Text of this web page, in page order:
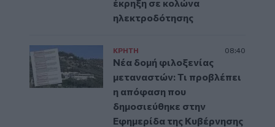
έκρηξη σε κολώνα
ηλεκτροδότησης
ΚΡΗΤΗ 08:40
Νέα δομή φιλοξενίας
μεταναστών: Τι προβλέπει
η απόφαση που
δημοσιεύθηκε στην
Εφημερίδα της Κυβέρνησης